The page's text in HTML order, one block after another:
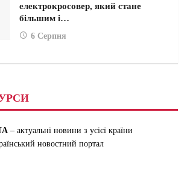
електрокросовер, який стане
більшим і…
6 Серпня
– актуальні новини з усієї країни
новостний портал